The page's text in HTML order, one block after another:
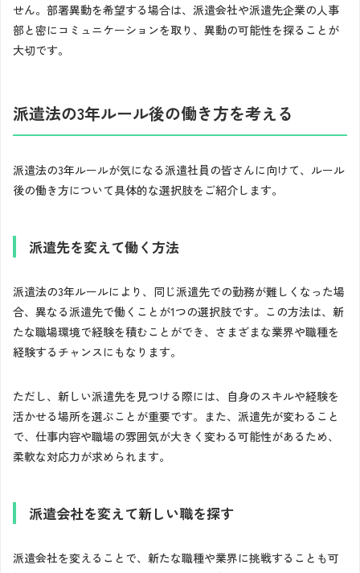
せん。部署異動を希望する場合は、派遣会社や派遣先企業の人事
部と密にコミュニケーションを取り、異動の可能性を探ることが
大切です。
派遣法の3年ルール後の働き方を考える
派遣法の3年ルールが気になる派遣社員の皆さんに向けて、ルール
後の働き方について具体的な選択肢をご紹介します。
派遣先を変えて働く方法
派遣法の3年ルールにより、同じ派遣先での勤務が難しくなった場
合、異なる派遣先で働くことが1つの選択肢です。この方法は、新
たな職場環境で経験を積むことができ、さまざまな業界や職種を
経験するチャンスにもなります。
ただし、新しい派遣先を見つける際には、自身のスキルや経験を
活かせる場所を選ぶことが重要です。また、派遣先が変わること
で、仕事内容や職場の雰囲気が大きく変わる可能性があるため、
柔軟な対応力が求められます。
派遣会社を変えて新しい職を探す
派遣会社を変えることで、新たな職種や業界に挑戦することも可